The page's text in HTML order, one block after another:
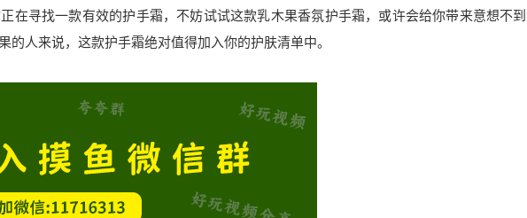
在寻找一款有效的护手霜，不妨试试这款乳木果香氛护手霜，或许会给你带来意想不到
的人来说，这款护手霜绝对值得加入你的护肤清单中。